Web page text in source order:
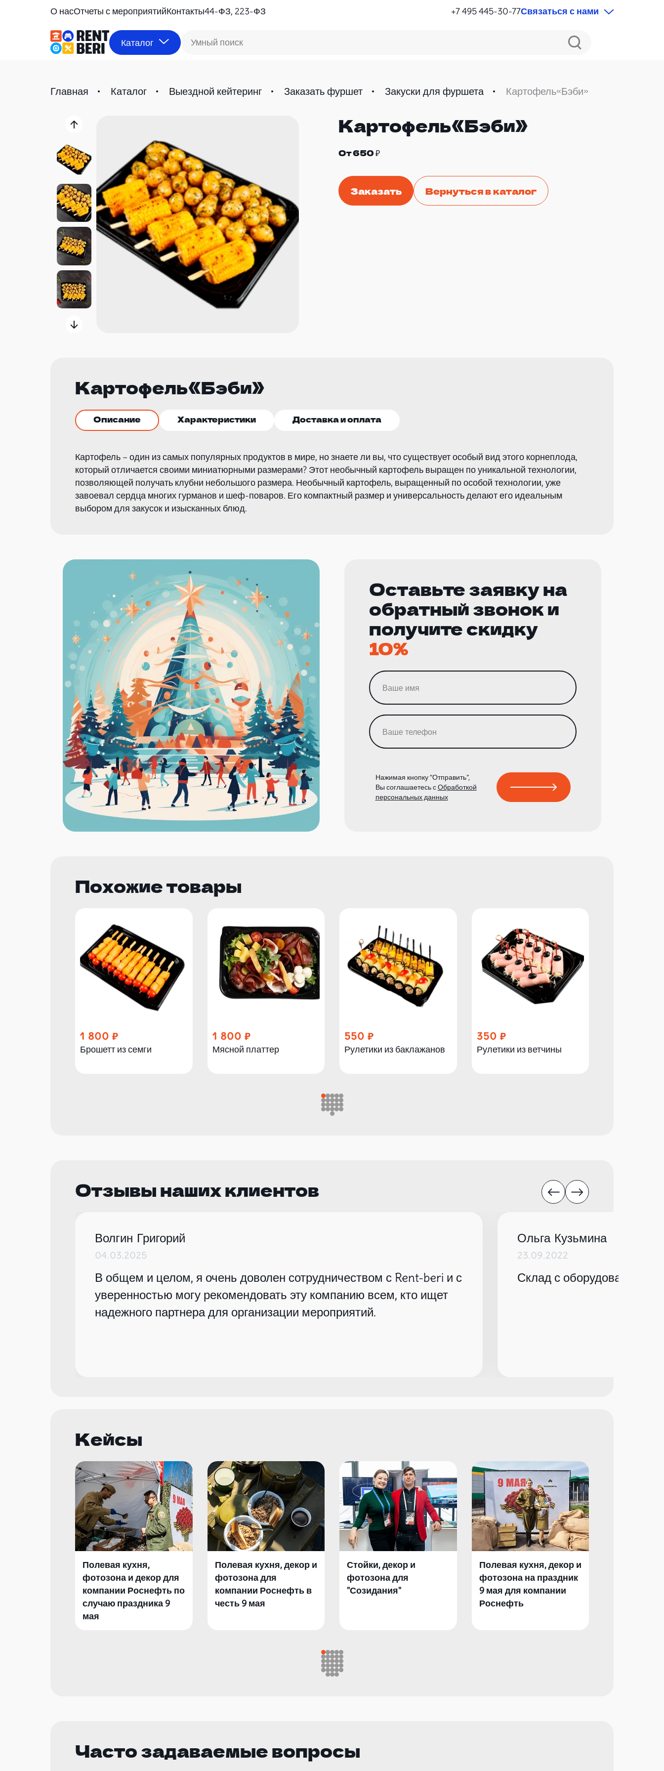
О насОтчеты с мероприятийКонтакты44-ФЗ, 223-ФЗ +7 495 445-30-77Связаться с нами
Каталог Умный поиск
Главная Каталог Выездной кейтеринг Заказать фуршет Закуски для фуршета Картофель«Бэби»
Картофель«Бэби»
От 650 ₽
Заказать Вернуться в каталог
Картофель«Бэби»
Описание Характеристики Доставка и оплата
Картофель – один из самых популярных продуктов в мире, но знаете ли вы, что существует особый вид этого корнеплода,
который отличается своими миниатюрными размерами? Этот необычный картофель выращен по уникальной технологии,
позволяющей получать клубни небольшого размера. Необычный картофель, выращенный по особой технологии, уже
завоевал сердца многих гурманов и шеф-поваров. Его компактный размер и универсальность делают его идеальным
выбором для закусок и изысканных блюд.
Оставьте заявку на
обратный звонок и
получите скидку
10%
Нажимая кнопку “Отправить”,
Вы соглашаетесь сОбработкой
персональных данных
Похожие товары
1 800
Брошетт из семги
1 800
Мясной платтер
550
Рулетики из баклажанов
350
Рулетики из ветчины
Отзывы наших клиентов
Волгин Григорий
04.03.2025
В общем и целом, я очень доволен сотрудничеством с Rent-beri и с
уверенностью могу рекомендовать эту компанию всем, кто ищет
надежного партнера для организации мероприятий.
Ольга Кузьмина
23.09.2022
Склад с оборудованием
Кейсы
Полевая кухня,
фотозона и декор для
компании Роснефть по
случаю праздника 9
мая
Полевая кухня, декор и
фотозона для
компании Роснефть в
честь 9 мая
Стойки, декор и
фотозона для
"Созидания"
Полевая кухня, декор и
фотозона на праздник
9 мая для компании
Роснефть
Часто задаваемые вопросы